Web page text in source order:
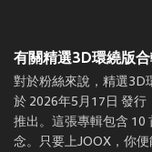
有關精選3D環繞版
對於粉絲來說，精選3D
於 2026年5月17日 發行
推出。這張專輯包含 10
念。只要上JOOX，你